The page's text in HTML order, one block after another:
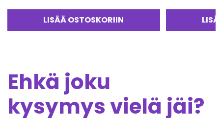
oli:
26,50€.
on:
18,55€.
LISÄÄ OSTOSKORIIN
Ehkä joku
kysymys vielä jäi?